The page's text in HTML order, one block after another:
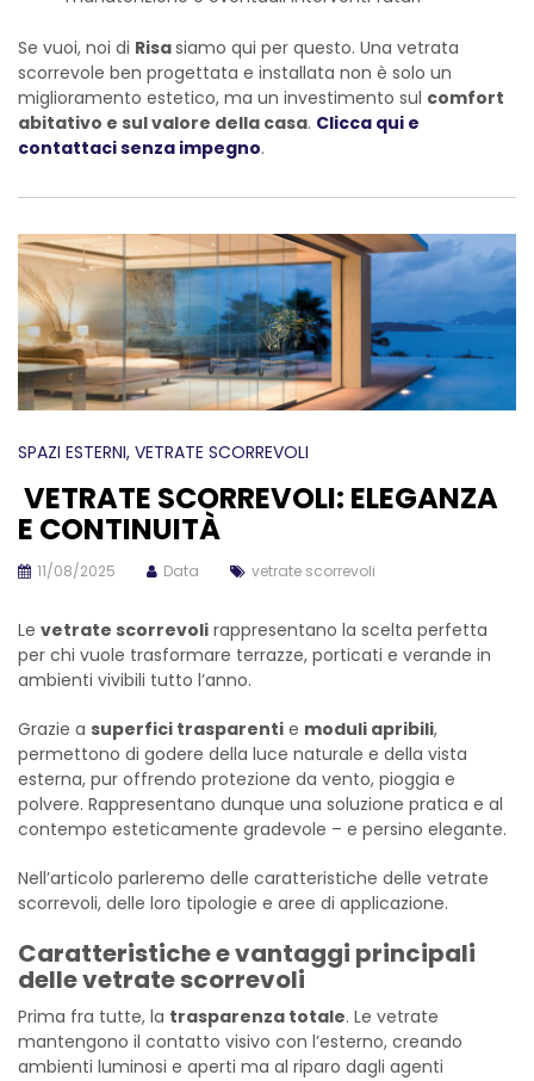
Se vuoi, noi di Risasiamo qui per questo. Una vetrata
scorrevole ben progettata e installata non è solo un
miglioramento estetico, ma un investimento sul comfort
abitativo e sul valore della casa. Clicca qui e
contattaci senza impegno.
SPAZI ESTERNI, VETRATE SCORREVOLI
VETRATE SCORREVOLI: ELEGANZA
E CONTINUITÀ
11/08/2025 Data vetrate scorrevoli
Le vetrate scorrevoli rappresentano la scelta perfetta
per chi vuole trasformare terrazze, porticati e verande in
ambienti vivibili tutto l’anno.
Grazie a superfici trasparenti e moduli apribili,
permettono di godere della luce naturale e della vista
esterna, pur offrendo protezione da vento, pioggia e
polvere. Rappresentano dunque una soluzione pratica e al
contempo esteticamente gradevole – e persino elegante.
Nell’articolo parleremo delle caratteristiche delle vetrate
scorrevoli, delle loro tipologie e aree di applicazione.
Caratteristiche e vantaggi principali
delle vetrate scorrevoli
Prima fra tutte, la trasparenza totale. Le vetrate
mantengono il contatto visivo con l’esterno, creando
ambienti luminosi e aperti ma al riparo dagli agenti